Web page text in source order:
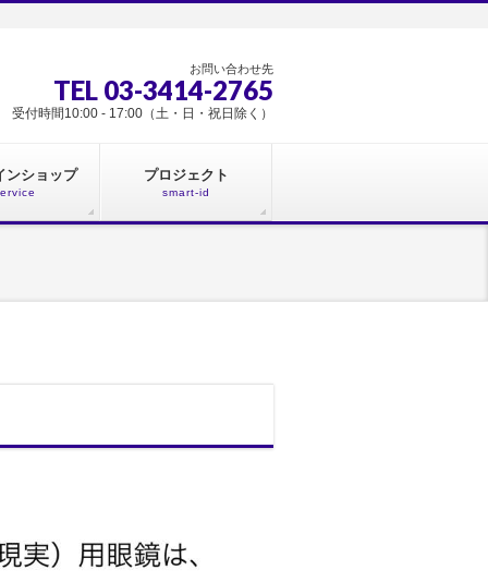
お問い合わせ先
TEL 03-3414-2765
受付時間10:00 - 17:00（土・日・祝日除く）
ンショップ プロジェクト
smart-id